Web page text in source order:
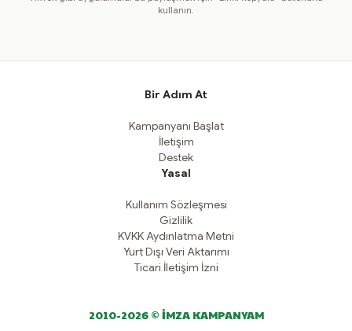
kullanın.
Bir Adım At
Kampanyanı Başlat
İletişim
Destek
Yasal
Kullanım Sözleşmesi
Gizlilik
KVKK Aydınlatma Metni
Yurt Dışı Veri Aktarımı
Ticari İletişim İzni
2010-2026 © İMZA KAMPANYAM